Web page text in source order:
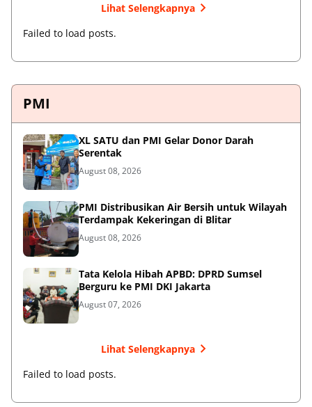
Lihat Selengkapnya
Failed to load posts.
PMI
XL SATU dan PMI Gelar Donor Darah
Serentak
August 08, 2026
PMI Distribusikan Air Bersih untuk Wilayah
Terdampak Kekeringan di Blitar
August 08, 2026
Tata Kelola Hibah APBD: DPRD Sumsel
Berguru ke PMI DKI Jakarta
August 07, 2026
Lihat Selengkapnya
Failed to load posts.